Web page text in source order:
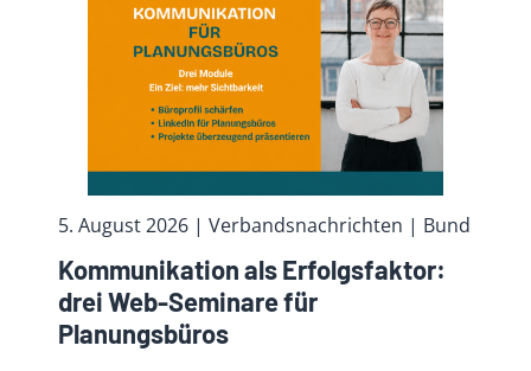
5. August 2026 | Verbandsnachrichten | Bund
Kommunikation als Erfolgsfaktor:
drei Web-Seminare für
Planungsbüros